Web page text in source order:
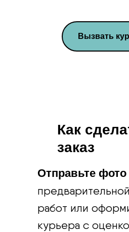
Вызвать
Как
заказ
Отправьте фото
работ или
курьера с